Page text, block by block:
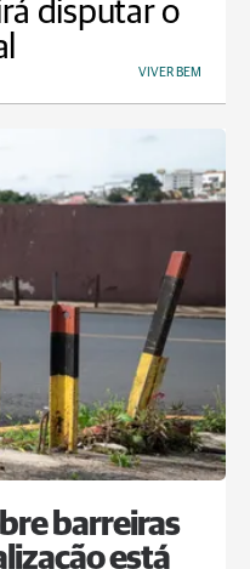
irá disputar o
VIVER BEM
barreiras
está